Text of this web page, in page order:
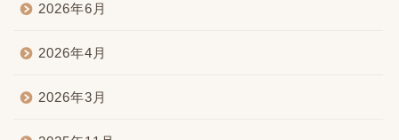
2026年6月
2026年4月
2026年3月